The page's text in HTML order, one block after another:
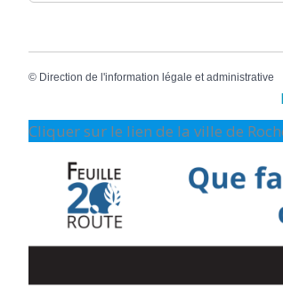
© Direction de l'information légale et administrative
Cliquer sur le lien de la ville de